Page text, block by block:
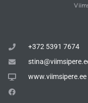
+372 5391 7674
www.viimsipere.ee